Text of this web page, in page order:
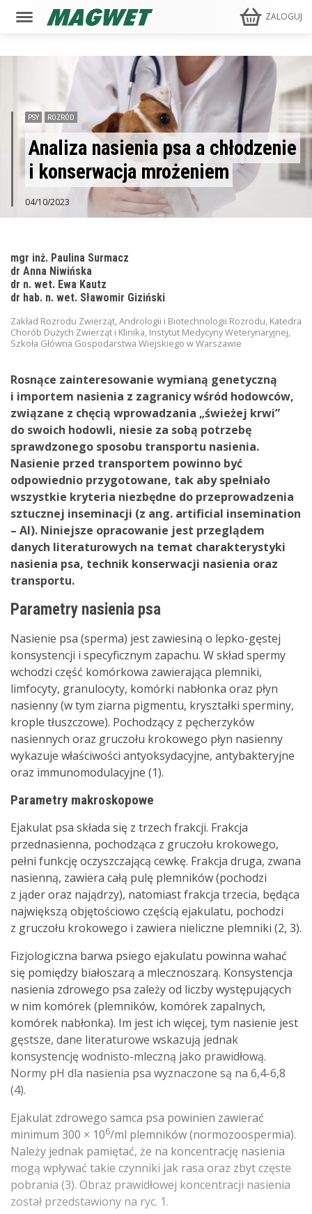
ZALOGUJ
PSY ROZRÓD
Analiza nasienia psa a chłodzenie
i konserwacja mrożeniem
04/10/2023
mgr inż. Paulina Surmacz
dr Anna Niwińska
dr n. wet. Ewa Kautz
dr hab. n. wet. Sławomir Giziński
Zakład Rozrodu Zwierząt, Andrologii i Biotechnologii Rozrodu, Katedra
Chorób Dużych Zwierząt i Klinika, Instytut Medycyny Weterynaryjnej,
Szkoła Główna Gospodarstwa Wiejskiego w Warszawie
Rosnące zainteresowanie wymianą genetyczną
i importem nasienia z zagranicy wśród hodowców,
związane z chęcią wprowadzania „świeżej krwi”
do swoich hodowli, niesie za sobą potrzebę
sprawdzonego sposobu transportu nasienia.
Nasienie przed transportem powinno być
odpowiednio przygotowane, tak aby spełniało
wszystkie kryteria niezbędne do przeprowadzenia
sztucznej inseminacji (z ang. artificial insemination
– AI). Niniejsze opracowanie jest przeglądem
danych literaturowych na temat charakterystyki
nasienia psa, technik konserwacji nasienia oraz
transportu.
Parametry nasienia psa
Nasienie psa (sperma) jest zawiesiną o lepko-gęstej
konsystencji i specyficznym zapachu. W skład spermy
wchodzi część komórkowa zawierająca plemniki,
limfocyty, granulocyty, komórki nabłonka oraz płyn
nasienny (w tym ziarna pigmentu, kryształki sperminy,
krople tłuszczowe). Pochodzący z pęcherzyków
nasiennych oraz gruczołu krokowego płyn nasienny
wykazuje właściwości antyoksydacyjne, antybakteryjne
oraz immunomodulacyjne (1).
Parametry makroskopowe
Ejakulat psa składa się z trzech frakcji. Frakcja
przednasienna, pochodząca z gruczołu krokowego,
pełni funkcję oczyszczającą cewkę. Frakcja druga, zwana
nasienną, zawiera całą pulę plemników (pochodzi
z jąder oraz najądrzy), natomiast frakcja trzecia, będąca
największą objętościowo częścią ejakulatu, pochodzi
z gruczołu krokowego i zawiera nieliczne plemniki (2, 3).
Fizjologiczna barwa psiego ejakulatu powinna wahać
się pomiędzy białoszarą a mlecznoszarą. Konsystencja
nasienia zdrowego psa zależy od liczby występujących
w nim komórek (plemników, komórek zapalnych,
komórek nabłonka). Im jest ich więcej, tym nasienie jest
gęstsze, dane literaturowe wskazują jednak
konsystencję wodnisto-mleczną jako prawidłową.
Normy pH dla nasienia psa wyznaczone są na 6,4-6,8
(4).
Ejakulat zdrowego samca psa powinien zawierać
minimum 300 × 106/ml plemników (normozoospermia).
Należy jednak pamiętać, że na koncentrację nasienia
mogą wpływać takie czynniki jak rasa oraz zbyt częste
pobrania (3). Obraz prawidłowej koncentracji nasienia
został przedstawiony na ryc. 1.